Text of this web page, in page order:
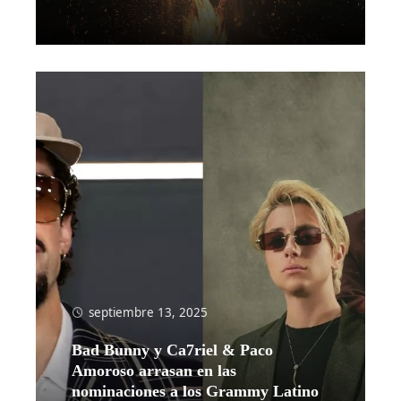
Leer más
septiembre 13, 2025
Bad Bunny y Ca7riel & Paco
Amoroso arrasan en las
nominaciones a los Grammy Latino